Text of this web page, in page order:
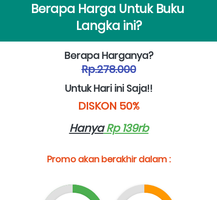
Berapa Harga Untuk Buku
Langka ini?
Berapa Harganya?
Rp.278.000
Untuk Hari ini Saja!!
DISKON 50%
Hanya Rp 139rb
Promo akan berakhir dalam :